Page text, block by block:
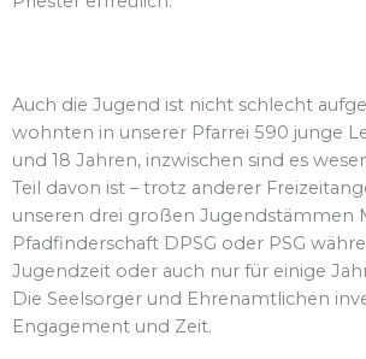
Auch die Jugend ist nicht schlecht
wohnten in unserer Pfarrei 590 junge
und 18 Jahren, inzwischen sind es
Teil davon ist – trotz anderer
unseren drei großen Jugendstämmen
Pfadfinderschaft DPSG oder PSG
Jugendzeit oder auch nur für einige
Die Seelsorger und Ehrenamtlichen
Engagement und Zeit.